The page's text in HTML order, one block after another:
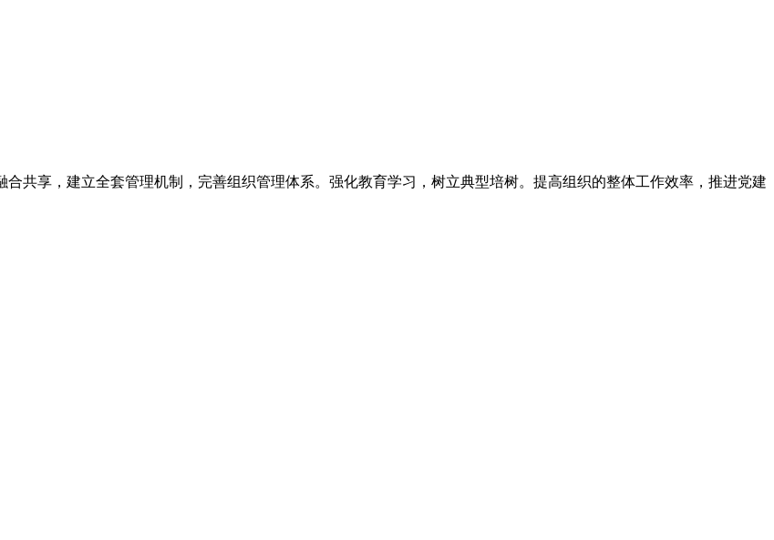
共享，建立全套管理机制，完善组织管理体系。强化教育学习，树立典型培树。提高组织的整体工作效率，推进党建